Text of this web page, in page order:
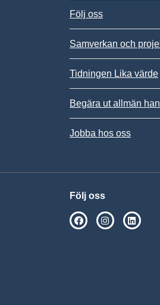
Följ oss
Samverkan och
Tidningen Lika värde
Begära ut allmän
Jobba hos oss
Följ oss
SPSM påSPSM på